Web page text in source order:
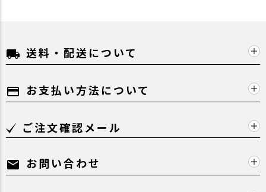
local_shipping 送料・配送について
payment お支払い方法について
ご注文確認メール
mail お問い合わせ